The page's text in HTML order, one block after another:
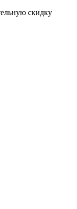
скидку